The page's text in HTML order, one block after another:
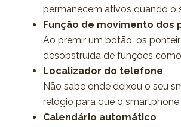
permanecem ativos quando o
Função de movimento dos
Ao premir um botão, os
desobstruída de funções
Localizador do telefone
Não sabe onde deixou o seu
relógio para que o
Calendário automático